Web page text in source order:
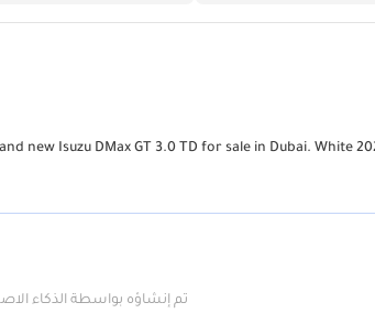
new Isuzu DMax GT 3.0 TD for sale in Dubai. White
تم إنشاؤه بواسطة الذكاء